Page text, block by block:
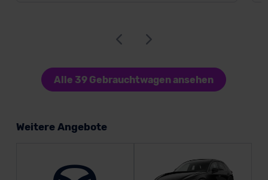
Alle 39 Gebrauchtwagen ansehen
Weitere Angebote